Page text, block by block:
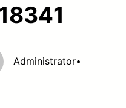
Administrator•